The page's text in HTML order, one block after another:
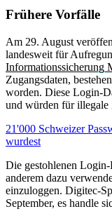
Frühere Vorfälle
Am 29. August
landesweit für
Zugangsdaten,
worden. Diese Login-
und würden für illegale
21'000 Schweizer
wurdest
Die gestohlenen
anderem dazu
einzuloggen. Digitec-
September, es handle